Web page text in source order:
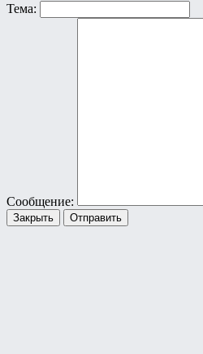
Тема:
Сообщение:
Закрыть Отправить